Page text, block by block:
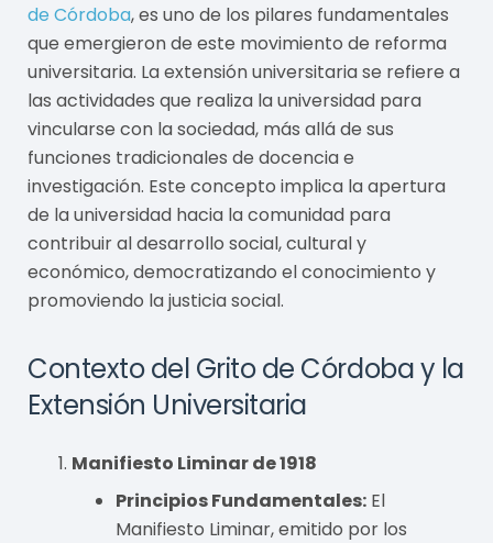
de Córdoba, es uno de los pilares fundamentales
que emergieron de este movimiento de reforma
universitaria. La extensión universitaria se refiere a
las actividades que realiza la universidad para
vincularse con la sociedad, más allá de sus
funciones tradicionales de docencia e
investigación. Este concepto implica la apertura
de la universidad hacia la comunidad para
contribuir al desarrollo social, cultural y
económico, democratizando el conocimiento y
promoviendo la justicia social.
Contexto del Grito de Córdoba y la
Extensión Universitaria
Manifiesto Liminar de 1918
Principios Fundamentales: El
Manifiesto Liminar, emitido por los